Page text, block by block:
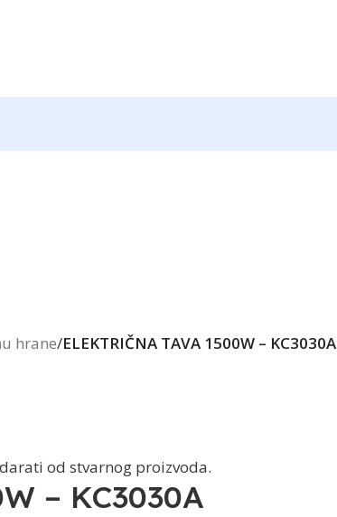
hrane/ELEKTRIČNA TAVA 1500W – KC3030A
od stvarnog proizvoda.
– KC3030A